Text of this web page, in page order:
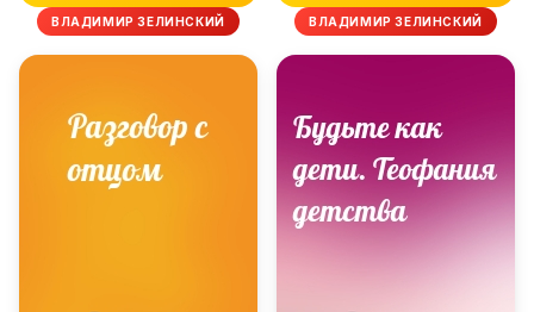
ВЛАДИМИР ЗЕЛИНСКИЙ ВЛАДИМИР ЗЕЛИНСКИЙ